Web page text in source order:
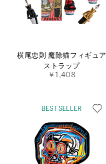
横尾忠則 魔除猫フィギュア
ストラップ
￥1,408